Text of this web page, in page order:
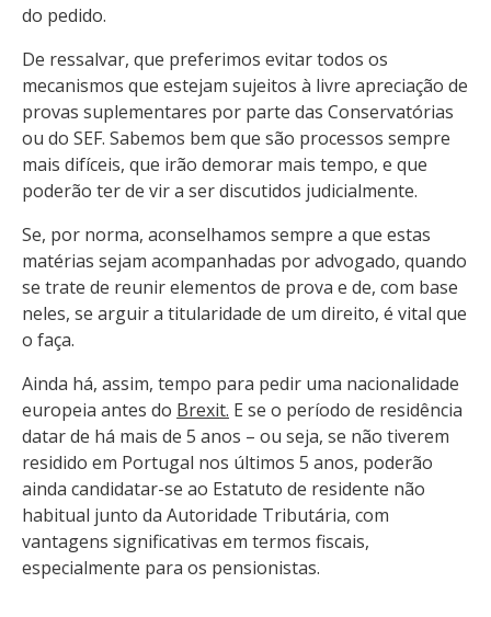
do pedido.
De ressalvar, que preferimos evitar todos os
mecanismos que estejam sujeitos à livre apreciação de
provas suplementares por parte das Conservatórias
ou do SEF. Sabemos bem que são processos sempre
mais difíceis, que irão demorar mais tempo, e que
poderão ter de vir a ser discutidos judicialmente.
Se, por norma, aconselhamos sempre a que estas
matérias sejam acompanhadas por advogado, quando
se trate de reunir elementos de prova e de, com base
neles, se arguir a titularidade de um direito, é vital que
o faça.
Ainda há, assim, tempo para pedir uma nacionalidade
europeia antes do Brexit. E se o período de residência
datar de há mais de 5 anos – ou seja, se não tiverem
residido em Portugal nos últimos 5 anos, poderão
ainda candidatar-se ao Estatuto de residente não
habitual junto da Autoridade Tributária, com
vantagens significativas em termos fiscais,
especialmente para os pensionistas.